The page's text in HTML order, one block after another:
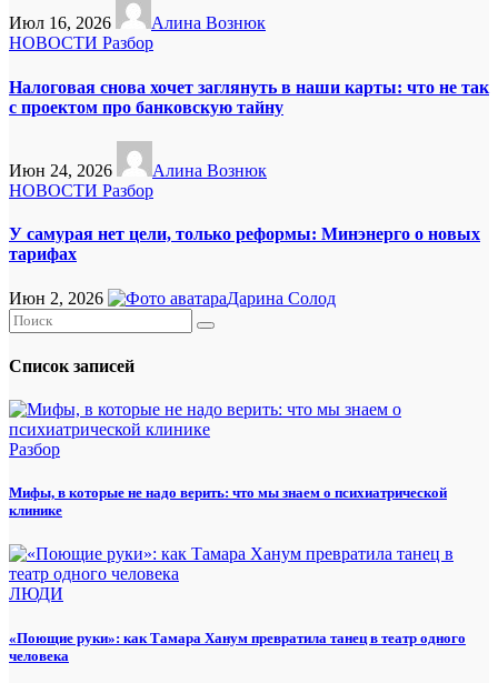
Июл 16, 2026
Алина Вознюк
НОВОСТИ Разбор
Налоговая снова хочет заглянуть в наши карты: что не так
с проектом про банковскую тайну
Июн 24, 2026
Алина Вознюк
НОВОСТИ Разбор
У самурая нет цели, только реформы: Минэнерго о новых
тарифах
Июн 2, 2026 Дарина Солод
Список записей
Разбор
Мифы, в которые не надо верить: что мы знаем о психиатрической
клинике
ЛЮДИ
«Поющие руки»: как Тамара Ханум превратила танец в театр одного
человека